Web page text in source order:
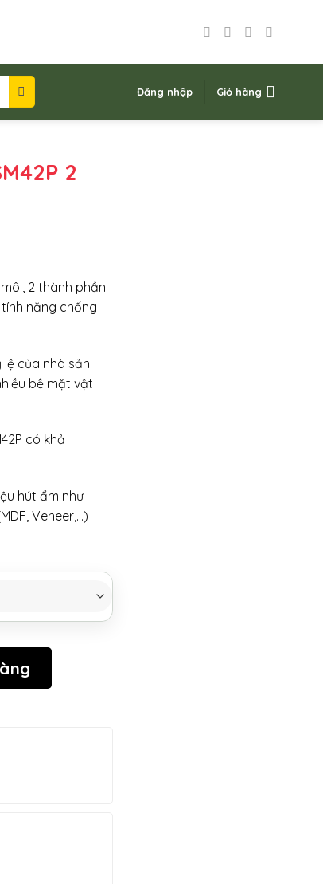
Đăng nhập Giỏ hàng
2
2 thành phần
năng chống
lệ của nhà sản
bề mặt vật
có khả
hút ẩm như
Veneer,…)
PHẦN (A) số lượng